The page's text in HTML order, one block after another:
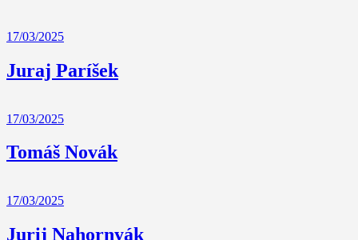
17/03/2025
Juraj Paríšek
17/03/2025
Tomáš Novák
17/03/2025
Jurij Nahornyák